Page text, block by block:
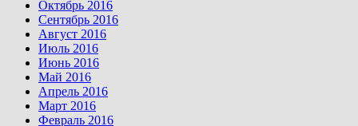
Октябрь 2016
Сентябрь 2016
Август 2016
Июль 2016
Июнь 2016
Май 2016
Апрель 2016
Март 2016
Февраль 2016